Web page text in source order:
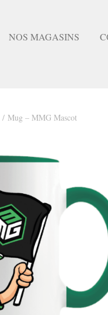
NOS MAGASINS
/ Mug – MMG Mascot